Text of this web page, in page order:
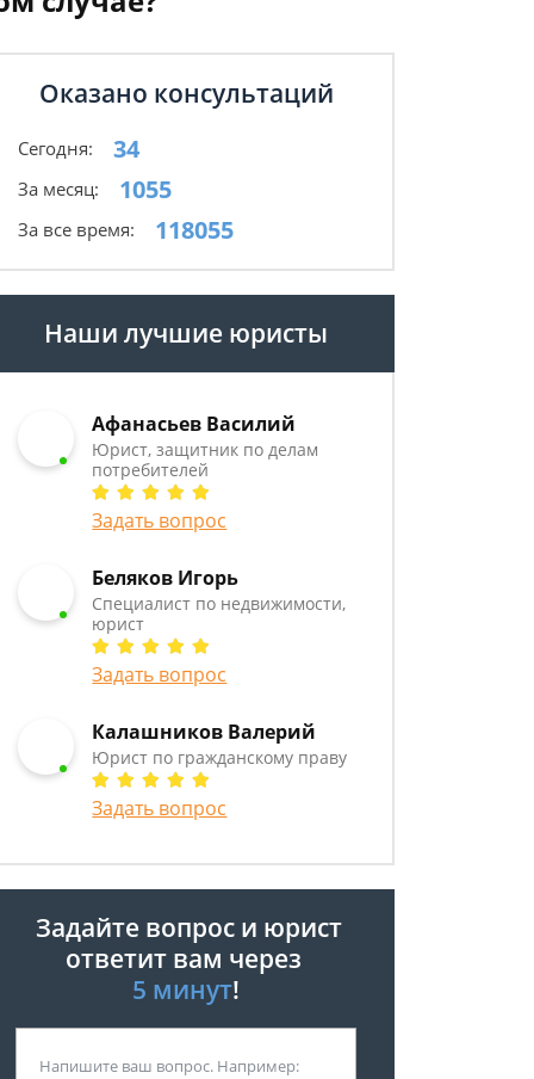
Оказано консультаций
Сегодня: 34
За месяц: 1055
За все время: 118055
Наши лучшие юристы
Афанасьев Василий
Юрист, защитник по делам
потребителей
Задать вопрос
Беляков Игорь
Специалист по недвижимости,
юрист
Задать вопрос
Калашников Валерий
Юрист по гражданскому праву
Задать вопрос
Задайте вопрос и юрист
ответит вам через
5 минут!